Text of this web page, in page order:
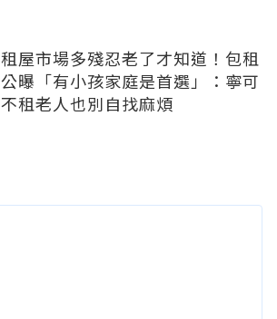
租屋市場多殘忍老了才知道！包租
公曝「有小孩家庭是首選」：寧可
不租老人也別自找麻煩